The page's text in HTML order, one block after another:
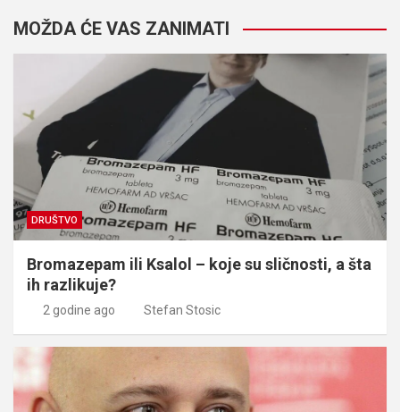
MOŽDA ĆE VAS ZANIMATI
DRUŠTVO
Bromazepam ili Ksalol – koje su sličnosti, a šta
ih razlikuje?
2 godine ago Stefan Stosic